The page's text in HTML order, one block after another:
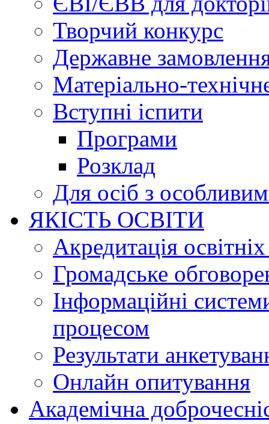
Творчий конкурс
Державне
Матеріально-
Вступні іспити
Програми
Розклад
Для осіб з
ЯКІСТЬ ОСВІТИ
Акредитація
Громадське
Інформаційні
процесом
Результати
Онлайн опитування
Академічна